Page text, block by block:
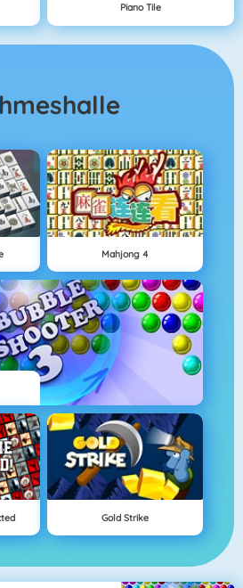
Piano Tile
Mahjong 4
Gold Strike